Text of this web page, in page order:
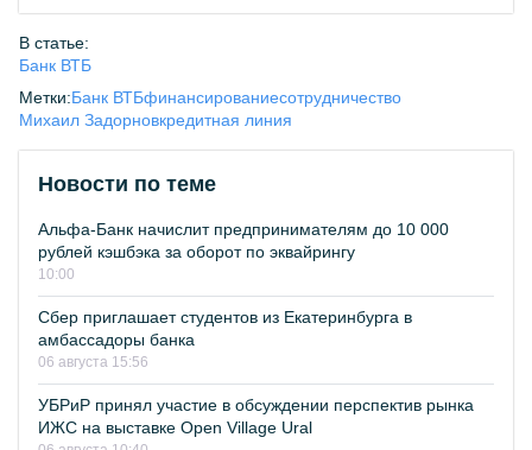
В статье:
Банк ВТБ
Метки:Банк ВТБфинансированиесотрудничество
Михаил Задорновкредитная линия
Новости по теме
Альфа-Банк начислит предпринимателям до 10 000
рублей кэшбэка за оборот по эквайрингу
10:00
Сбер приглашает студентов из Екатеринбурга в
амбассадоры банка
06 августа 15:56
УБРиР принял участие в обсуждении перспектив рынка
ИЖС на выставке Open Village Ural